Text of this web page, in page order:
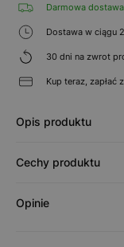
Darmowa
Dostawa w ciągu
30 dni na zwrot
Kup teraz, zapłać
Opis produktu
Cechy produktu
Opinie